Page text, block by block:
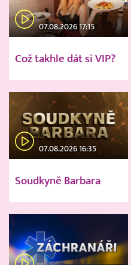
07.08.2026 17:15
Což takhle dát si VIP?
07.08.2026 16:35
Soudkyně Barbara